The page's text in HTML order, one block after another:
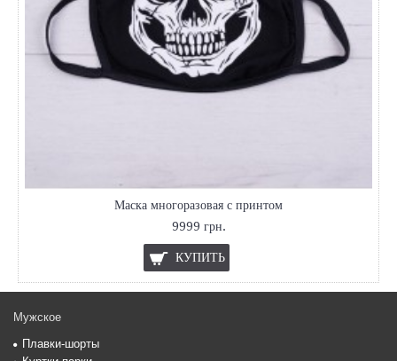
Маска многоразовая с принтом
9999 грн.
КУПИТЬ
Мужское
Плавки-шорты